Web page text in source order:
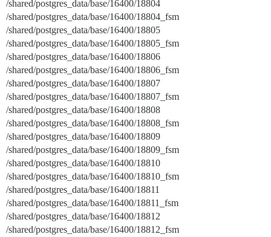
/shared/postgres_data/base/16400/18804
/shared/postgres_data/base/16400/18804_fsm
/shared/postgres_data/base/16400/18805
/shared/postgres_data/base/16400/18805_fsm
/shared/postgres_data/base/16400/18806
/shared/postgres_data/base/16400/18806_fsm
/shared/postgres_data/base/16400/18807
/shared/postgres_data/base/16400/18807_fsm
/shared/postgres_data/base/16400/18808
/shared/postgres_data/base/16400/18808_fsm
/shared/postgres_data/base/16400/18809
/shared/postgres_data/base/16400/18809_fsm
/shared/postgres_data/base/16400/18810
/shared/postgres_data/base/16400/18810_fsm
/shared/postgres_data/base/16400/18811
/shared/postgres_data/base/16400/18811_fsm
/shared/postgres_data/base/16400/18812
/shared/postgres_data/base/16400/18812_fsm